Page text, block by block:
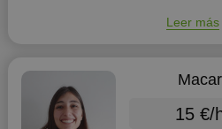
Leer más
15 €/